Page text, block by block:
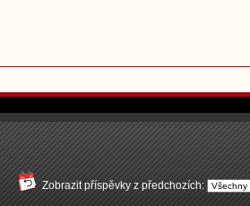
Zobrazit příspěvky z předchozích: